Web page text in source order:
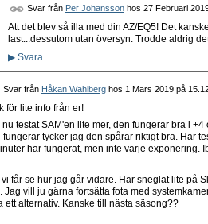
Svar från Per Johanssonhos 27 Februari
Att det blev så illa med din AZ/EQ5! Det
last...dessutom utan översyn. Trodde aldrig
▶Svara
Svar från Håkan Wahlberghos 1 Mars 2019 på
för lite info från er!
nu testat SAM'en lite mer, den fungerar bra i
fungerar tycker jag den spårar riktigt bra. Har
har fungerat, men inte varje exponering.
vi får se hur jag går vidare. Har sneglat lite på
Jag vill ju gärna fortsätta fota med
ett alternativ. Kanske till nästa säsong??